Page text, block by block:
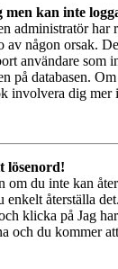
kan inte
administratör har
av någon orsak.
användare som
på databasen.
involvera dig mer
lösenord!
om du inte kan
enkelt återställa
klicka på Jag
och du kommer